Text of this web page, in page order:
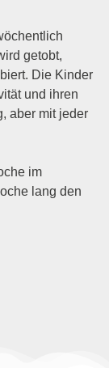
getobt,
Die Kinder
und ihren
aber mit jeder
im
lang den